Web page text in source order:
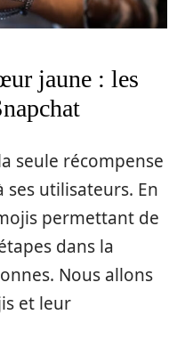
jaune : les
seule récompense
utilisateurs. En
permettant de
dans la
Nous allons
et leur